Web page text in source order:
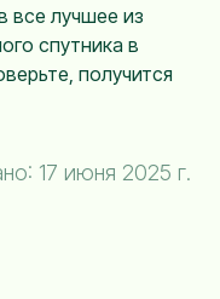
все лучшее из
спутника в
получится
17 июня 2025 г.